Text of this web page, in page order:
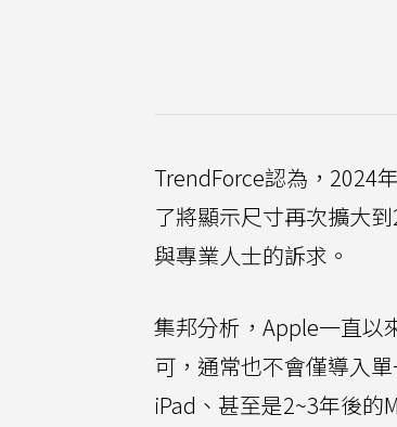
TrendForce認為，2024
了將顯示尺寸再次擴大
與專業人士的訴求。
集邦分析，Apple一直以
可，通常也不會僅導入
iPad、甚至是2~3年後